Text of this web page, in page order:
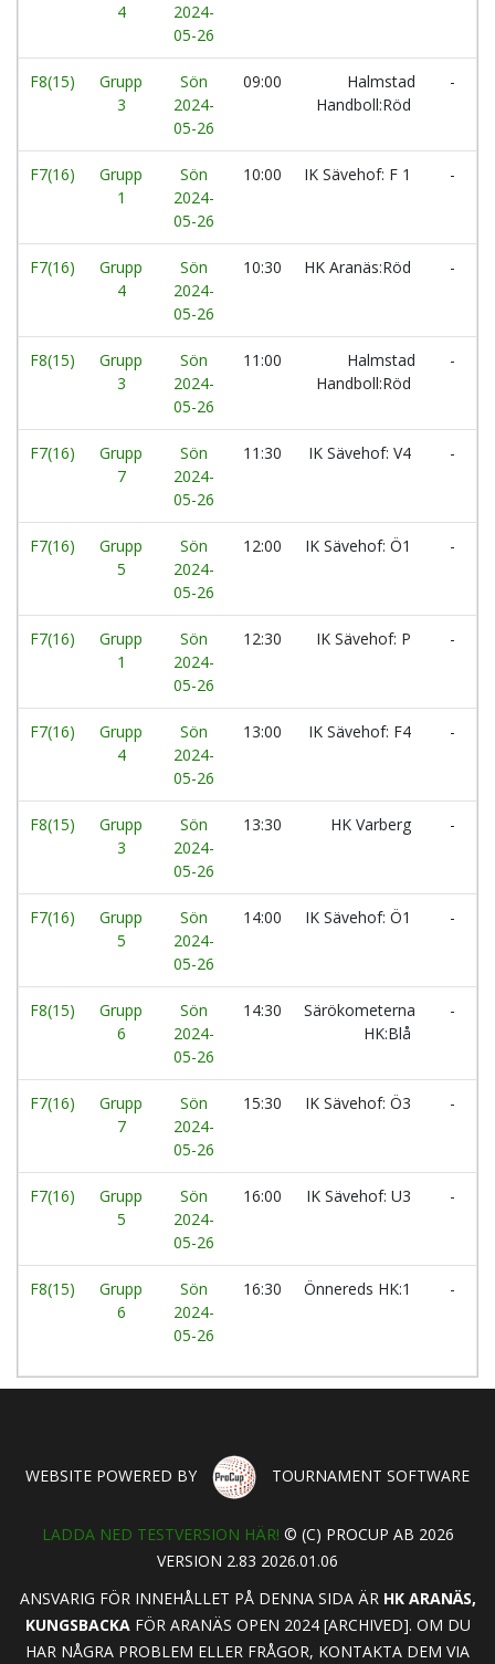
4
2024-
05-26
F8(15)
Grupp
3
Sön
2024-
05-26
09:00
Halmstad
Handboll:Röd
-
F7(16)
Grupp
1
Sön
2024-
05-26
10:00 IK Sävehof: F 1 -
F7(16)
Grupp
4
Sön
2024-
05-26
10:30 HK Aranäs:Röd -
F8(15)
Grupp
3
Sön
2024-
05-26
11:00
Halmstad
Handboll:Röd
-
F7(16)
Grupp
7
Sön
2024-
05-26
11:30 IK Sävehof: V4 -
F7(16)
Grupp
5
Sön
2024-
05-26
12:00 IK Sävehof: Ö1 -
F7(16)
Grupp
1
Sön
2024-
05-26
12:30 IK Sävehof: P -
F7(16)
Grupp
4
Sön
2024-
05-26
13:00 IK Sävehof: F4 -
F8(15)
Grupp
3
Sön
2024-
05-26
13:30 HK Varberg -
F7(16)
Grupp
5
Sön
2024-
05-26
14:00 IK Sävehof: Ö1 -
F8(15)
Grupp
6
Sön
2024-
05-26
14:30
Särökometerna
HK:Blå
-
F7(16)
Grupp
7
Sön
2024-
05-26
15:30 IK Sävehof: Ö3 -
F7(16)
Grupp
5
Sön
2024-
05-26
16:00 IK Sävehof: U3 -
F8(15)
Grupp
6
Sön
2024-
05-26
16:30 Önnereds HK:1 -
WEBSITE POWERED BY TOURNAMENT SOFTWARE
LADDA NED TESTVERSION HÄR! © (C) PROCUP AB 2026
VERSION 2.83 2026.01.06
ANSVARIG FÖR INNEHÅLLET PÅ DENNA SIDA ÄR HK ARANÄS,
KUNGSBACKAFÖR ARANÄS OPEN 2024 [ARCHIVED]. OM DU
HAR NÅGRA PROBLEM ELLER FRÅGOR, KONTAKTA DEM VIA